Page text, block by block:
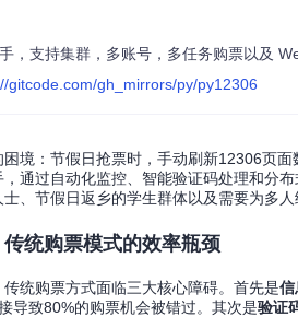
，支持集群，多账号，多任务购票以及
gitcode.com/gh_mirrors/py/py12306
境：节假日抢票时，手动刷新12306页
通过自动化监控、智能验证码处理和分
、节假日返乡的学生群体以及需要为多
统购票模式的效率瓶颈
统购票方式面临三大核心障碍。首先是信
导致80%的购票机会被错过。其次是验证